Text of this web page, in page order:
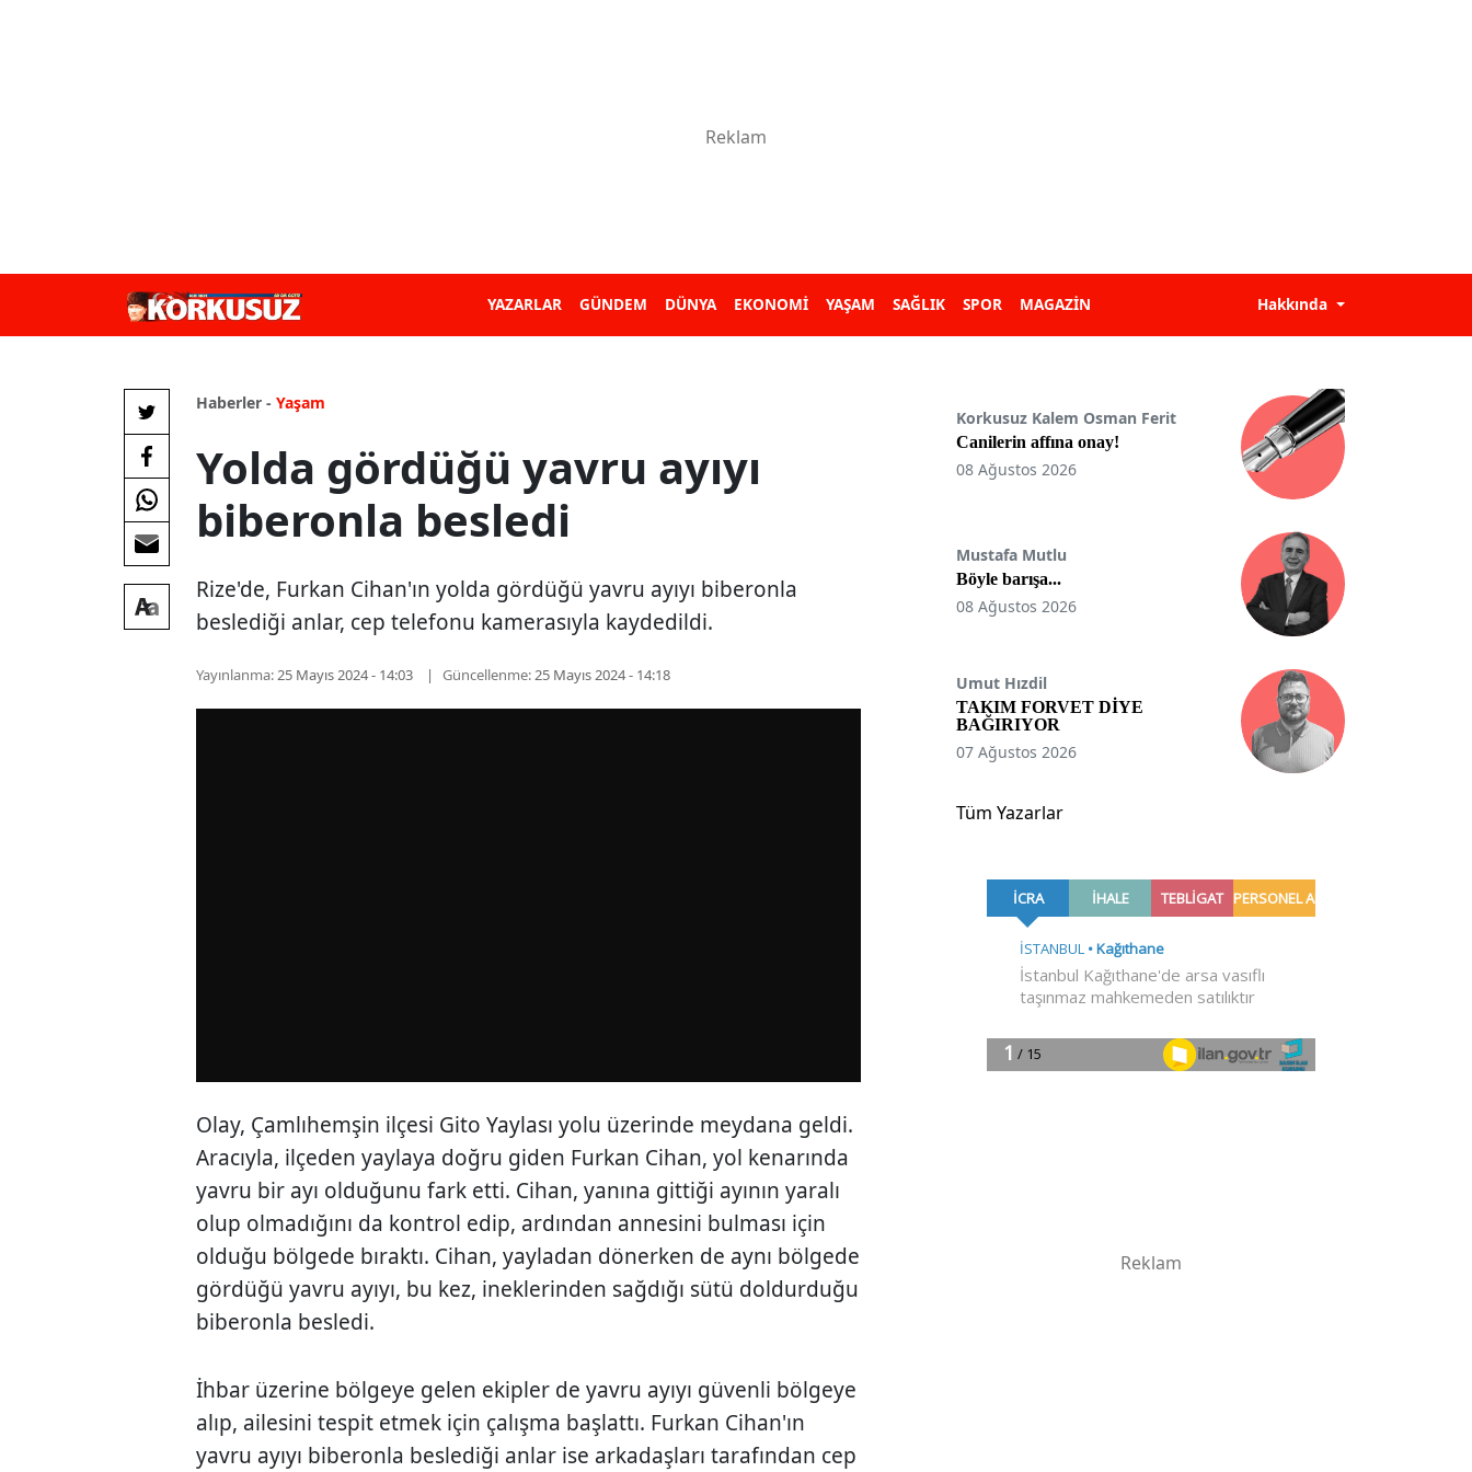
YAZARLAR GÜNDEM DÜNYA EKONOMİ YAŞAM SAĞLIK SPOR MAGAZİN Hakkında
Haberler - Yaşam
Yolda gördüğü yavru ayıyı
biberonla besledi
Rize'de, Furkan Cihan'ın yolda gördüğü yavru ayıyı biberonla
beslediği anlar, cep telefonu kamerasıyla kaydedildi.
Yayınlanma:25 Mayıs 2024 - 14:03 Güncellenme:25 Mayıs 2024 - 14:18
Olay, Çamlıhemşin ilçesi Gito Yaylası yolu üzerinde meydana geldi.
Aracıyla, ilçeden yaylaya doğru giden Furkan Cihan, yol kenarında
yavru bir ayı olduğunu fark etti. Cihan, yanına gittiği ayının yaralı
olup olmadığını da kontrol edip, ardından annesini bulması için
olduğu bölgede bıraktı. Cihan, yayladan dönerken de aynı bölgede
gördüğü yavru ayıyı, bu kez, ineklerinden sağdığı sütü doldurduğu
biberonla besledi.
İhbar üzerine bölgeye gelen ekipler de yavru ayıyı güvenli bölgeye
alıp, ailesini tespit etmek için çalışma başlattı. Furkan Cihan'ın
yavru ayıyı biberonla beslediği anlar ise arkadaşları tarafından cep
Korkusuz Kalem Osman Ferit
Canilerin affına onay!
08 Ağustos 2026
Mustafa Mutlu
Böyle barışa...
08 Ağustos 2026
Umut Hızdil
TAKIM FORVET DİYE
BAĞIRIYOR
07 Ağustos 2026
Tüm Yazarlar